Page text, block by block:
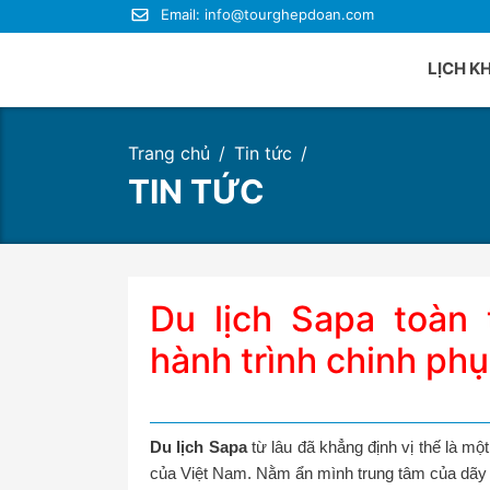
Email: info@tourghepdoan.com
LỊCH
Du
Trang chủ Tin tức
TIN TỨC
Du lịch Sapa
hành trình chinh
Du lịch Sapatừ lâu đã khẳng định vị thế là
của Việt Nam. Nằm ẩn mình trung tâm của